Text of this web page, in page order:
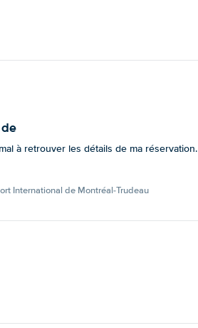
à retrouver les détails de ma réservation.
International de Montréal-Trudeau